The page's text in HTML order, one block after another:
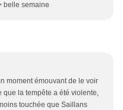
belle semaine
moment émouvant de le voir
que la tempête a été violente,
touchée que Saillans